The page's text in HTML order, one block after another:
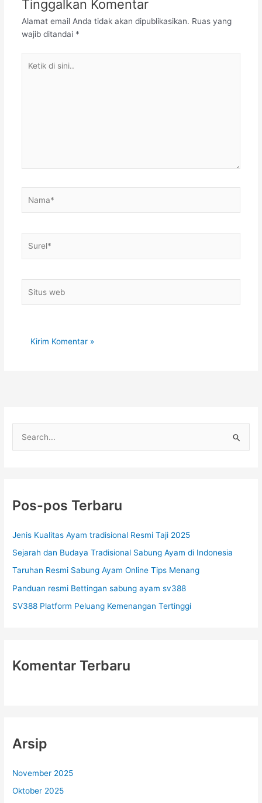
Tinggalkan Komentar
Alamat email Anda tidak akan dipublikasikan. Ruas yang
wajib ditandai *
web
n
u
k
:
Pos-pos Terbaru
Jenis Kualitas Ayam tradisional Resmi Taji 2025
Sejarah dan Budaya Tradisional Sabung Ayam di Indonesia
Taruhan Resmi Sabung Ayam Online Tips Menang
Panduan resmi Bettingan sabung ayam sv388
SV388 Platform Peluang Kemenangan Tertinggi
Komentar Terbaru
Arsip
November 2025
Oktober 2025